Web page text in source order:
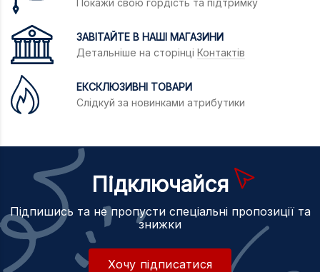
Покажи свою гордість та підтримку
ЗАВІТАЙТЕ В НАШІ МАГАЗИНИ
Детальніше на сторінці Контактів
ЕКСКЛЮЗИВНІ ТОВАРИ
Слідкуй за новинками атрибутики
Підключайся
Підпишись та не пропусти спеціальні пропозиції та
знижки
Хочу підписатися